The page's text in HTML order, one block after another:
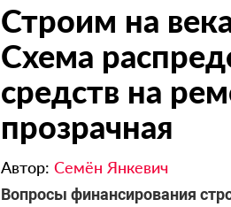
Строим на
Схема
средств на
прозрачная
Автор: Семён Янкевич
Вопросы финансирования